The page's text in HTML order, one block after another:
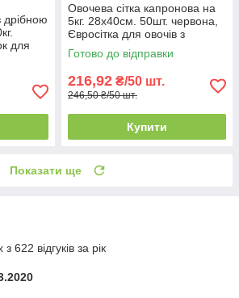
дрібною
для
Овочева сітка капронова на
5кг. 28х40см. 50шт. червона,
Євросітка для овочів з
дрібним осередком
Готово до відправки
216,92 ₴/50 шт.
246,50 ₴/50 шт.
Купити
Показати ще
622 відгуків за рік